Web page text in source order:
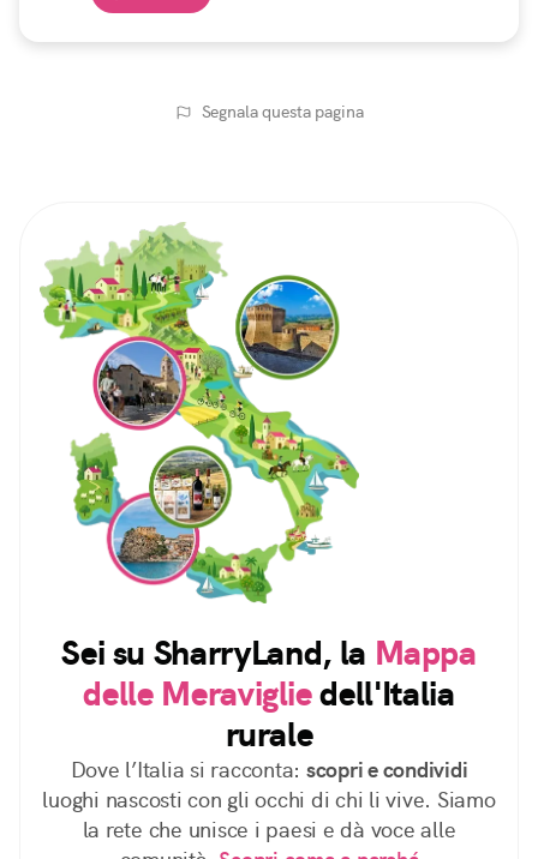
Segnala questa pagina
Sei su SharryLand, la Mappa
delle Meravigliedell'Italia
rurale
Dove l’Italia si racconta: scopri e condividi
luoghi nascosti con gli occhi di chi li vive. Siamo
la rete che unisce i paesi e dà voce alle